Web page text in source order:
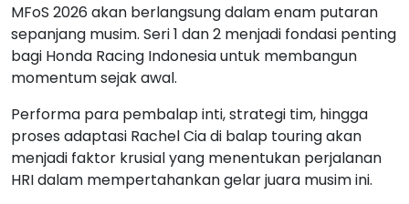
MFoS 2026 akan berlangsung dalam enam putaran
sepanjang musim. Seri 1 dan 2 menjadi fondasi penting
bagi Honda Racing Indonesia untuk membangun
momentum sejak awal.
Performa para pembalap inti, strategi tim, hingga
proses adaptasi Rachel Cia di balap touring akan
menjadi faktor krusial yang menentukan perjalanan
HRI dalam mempertahankan gelar juara musim ini.